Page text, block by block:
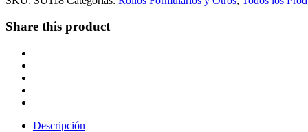
Share this product
Descripción